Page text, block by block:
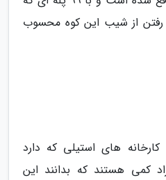
رفتن از شیب این کوه محسوب
های استیلی که دارد
کمی هستند که بدانند این